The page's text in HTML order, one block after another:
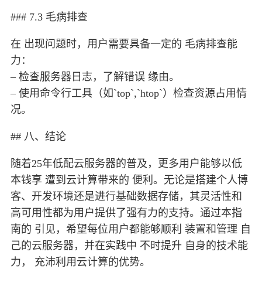
### 7.3 毛病排查
在 出现问题时，用户需要具备一定的 毛病排查能
力：
– 检查服务器日志，了解错误 缘由。
– 使用命令行工具（如`top`,`htop`）检查资源占用情
况。
## 八、结论
随着25年低配云服务器的普及，更多用户能够以低
本钱享 遭到云计算带来的 便利。无论是搭建个人博
客、开发环境还是进行基础数据存储，其灵活性和
高可用性都为用户提供了强有力的支持。通过本指
南的 引见，希望每位用户都能够顺利 装置和管理 自
己的云服务器，并在实践中 不时提升 自身的技术能
力， 充沛利用云计算的优势。